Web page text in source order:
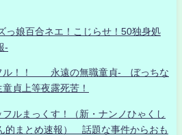
っ娘百合ネエ！こじらせ！50独身処
-
ル！！ 永遠の無職童貞- ぼっちな
貞上等夜露死苦！
ルまっくす！（新・ナンノひゃくし
的まとめ速報） 話題な事件からおも